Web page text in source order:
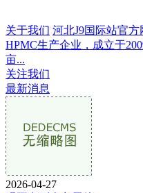
关于我们 河北J9国际站官
HPMC生产企业，成立于
亩...
关注我们
最新消息
2026-04-27